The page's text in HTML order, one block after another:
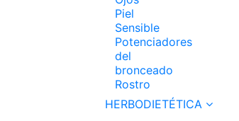
Piel
Sensible
Potenciadores
del
bronceado
Rostro
HERBODIETÉTICA